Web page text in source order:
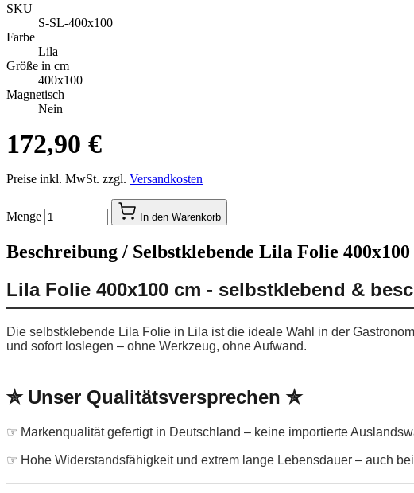
SKU
S-SL-400x100
Farbe
Lila
Größe in cm
400x100
Magnetisch
Nein
172,90 €
Preise inkl. MwSt. zzgl. Versandkosten
Menge In den Warenkorb
Beschreibung / Selbstklebende Lila Folie
Lila Folie 400x100 cm - selbstklebend &
Die selbstklebende Lila Folie in Lila ist die ideale Wahl in der
und sofort loslegen – ohne Werkzeug, ohne Aufwand.
✮ Unser Qualitätsversprechen ✮
☞ Markenqualität gefertigt in Deutschland – keine importierte
☞ Hohe Widerstandsfähigkeit und extrem lange Lebensdauer – auch